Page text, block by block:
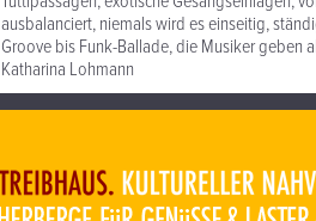
ausbalanciert, niemals wird es einseitig,
Groove bis Funk-Ballade, die Musiker geben
Katharina Lohmann